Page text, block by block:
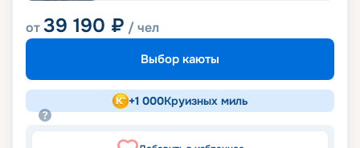
от39 190 ₽ / чел
Выбор каюты
+1 000Круизных миль